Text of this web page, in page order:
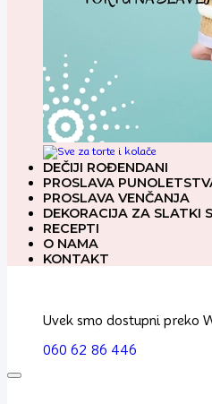
DEČIJI ROĐENDANI
PROSLAVA
PROSLAVA VENČANJA
DEKORACIJA ZA SLATKI
RECEPTI
O NAMA
KONTAKT
Uvek smo dostupni preko
060 62 86 446